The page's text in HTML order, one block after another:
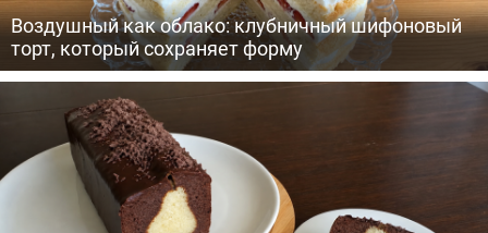
Воздушный как облако: клубничный шифоновый
торт, который сохраняет форму